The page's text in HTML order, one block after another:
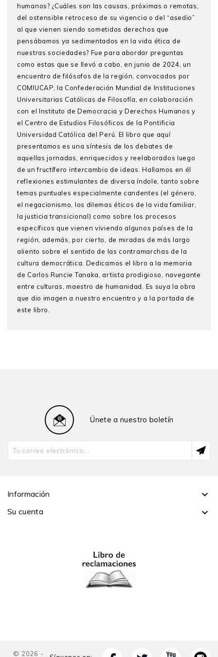
humanos? ¿Cuáles son las causas, próximas o remotas,
del ostensible retroceso de su vigencia o del “asedio”
al que vienen siendo sometidos derechos que
pensábamos ya sedimentados en la vida ética de
nuestras sociedades? Fue para abordar preguntas
como estas que se llevó a cabo, en junio de 2024, un
encuentro de filósofos de la región, convocados por
COMIUCAP, la Confederación Mundial de Instituciones
Universitarias Católicas de Filosofía, en colaboración
con el Instituto de Democracia y Derechos Humanos y
el Centro de Estudios Filosóficos de la Pontificia
Universidad Católica del Perú. El libro que aquí
presentamos es una síntesis de los debates de
aquellas jornadas, enriquecidos y reelaborados luego
de un fructífero intercambio de ideas. Hallamos en él
reflexiones estimulantes de diversa índole, tanto sobre
temas puntuales especialmente candentes (el género,
el negacionismo, los dilemas éticos de la vida familiar,
la justicia transicional) como sobre los procesos
específicos que vienen viviendo algunos países de la
región, además, por cierto, de miradas de más largo
aliento sobre el sentido de las contramarchas de la
cultura democrática. Dedicamos el libro a la memoria
de Carlos Runcie Tanaka, artista prodigioso, navegante
entre culturas, maestro de humanidad. Es suya la obra
que dio imagen a nuestro encuentro y a la portada de
este libro.
especializado en ética contemporánea y filosofía del
idealismo alemán, temas sobre los que versan sus
publicaciones. Sobre temas vinculados a los derechos
global, derechos humanos y responsabilidad
culturas (2015); El paradigma del reconocimiento en la
(coedición con Salomón Lerner Febres, 2021); y La
Únete a nuestro boletín
Información 
Su cuenta 
© 2026 -